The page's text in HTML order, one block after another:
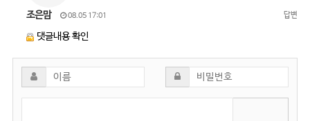
조은맘 08.05 17:01 답변
댓글내용 확인